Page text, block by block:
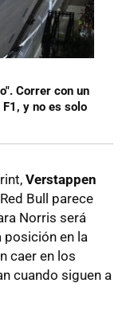
Correr con un
y no es solo
Verstappen
Bull parece
Norris será
en la
caer en los
cuando siguen a